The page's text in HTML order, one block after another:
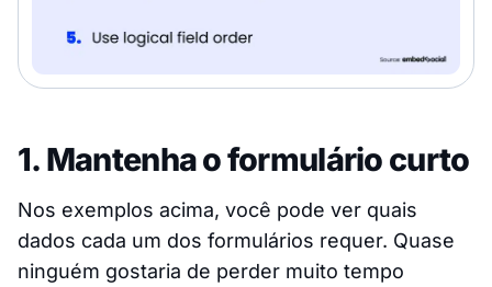
1. Mantenha o formulário curto
Nos exemplos acima, você pode ver quais
dados cada um dos formulários requer. Quase
ninguém gostaria de perder muito tempo